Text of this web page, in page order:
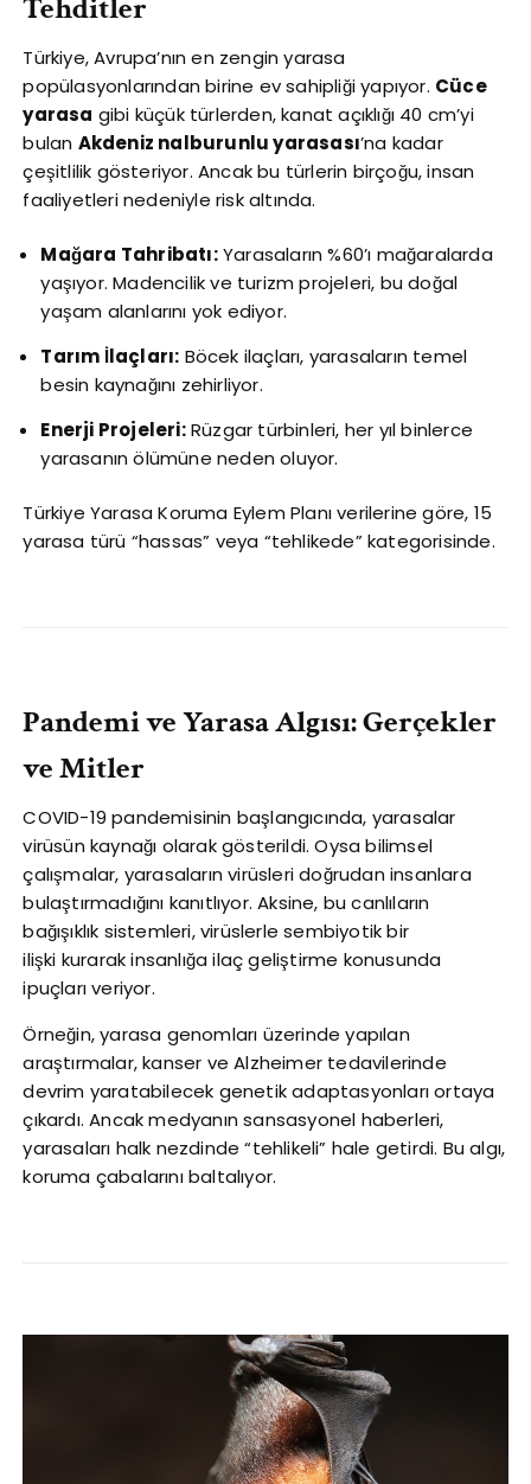
Tehditler
Türkiye, Avrupa’nın en zengin yarasa
popülasyonlarından birine ev sahipliği yapıyor. Cüce
yarasa gibi küçük türlerden, kanat açıklığı 40 cm’yi
bulan Akdeniz nalburunlu yarasası’na kadar
çeşitlilik gösteriyor. Ancak bu türlerin birçoğu, insan
faaliyetleri nedeniyle risk altında.
Mağara Tahribatı:Yarasaların %60’ı mağaralarda
yaşıyor. Madencilik ve turizm projeleri, bu doğal
yaşam alanlarını yok ediyor.
Tarım İlaçları: Böcek ilaçları, yarasaların temel
besin kaynağını zehirliyor.
Enerji Projeleri:Rüzgar türbinleri, her yıl binlerce
yarasanın ölümüne neden oluyor.
Türkiye Yarasa Koruma Eylem Planı verilerine göre, 15
yarasa türü “hassas” veya “tehlikede” kategorisinde.
Pandemi ve Yarasa Algısı: Gerçekler
ve Mitler
COVID-19 pandemisinin başlangıcında, yarasalar
virüsün kaynağı olarak gösterildi. Oysa bilimsel
çalışmalar, yarasaların virüsleri doğrudan insanlara
bulaştırmadığını kanıtlıyor. Aksine, bu canlıların
bağışıklık sistemleri, virüslerle sembiyotik bir
ilişki kurarak insanlığa ilaç geliştirme konusunda
ipuçları veriyor.
Örneğin, yarasa genomları üzerinde yapılan
araştırmalar, kanser ve Alzheimer tedavilerinde
devrim yaratabilecek genetik adaptasyonları ortaya
çıkardı. Ancak medyanın sansasyonel haberleri,
yarasaları halk nezdinde “tehlikeli” hale getirdi. Bu algı,
koruma çabalarını baltalıyor.